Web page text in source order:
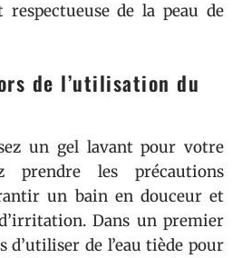
respectueuse de la peau de
de l’utilisation du
un gel lavant pour votre
prendre les précautions
un bain en douceur et
Dans un premier
d’utiliser de l’eau tiède pour